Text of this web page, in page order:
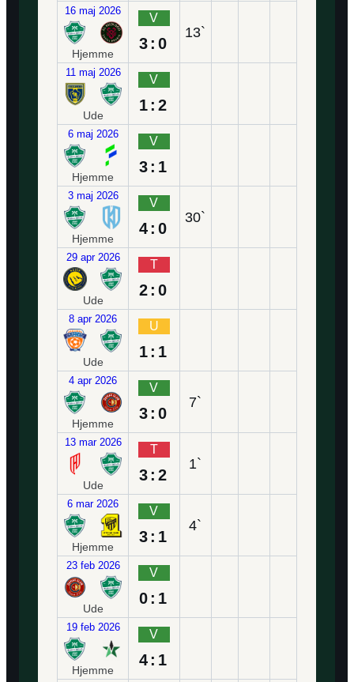
16 maj 2026
Hjemme
V
3:0
13`
11 maj 2026
Ude
V
1:2
6 maj 2026
Hjemme
V
3:1
3 maj 2026
Hjemme
V
4:0
30`
29 apr 2026
Ude
T
2:0
8 apr 2026
Ude
U
1:1
4 apr 2026
Hjemme
V
3:0
7`
13 mar 2026
Ude
T
3:2
1`
6 mar 2026
Hjemme
V
3:1
4`
23 feb 2026
Ude
V
0:1
19 feb 2026
Hjemme
V
4:1